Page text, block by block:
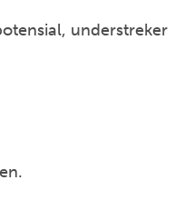
understreker